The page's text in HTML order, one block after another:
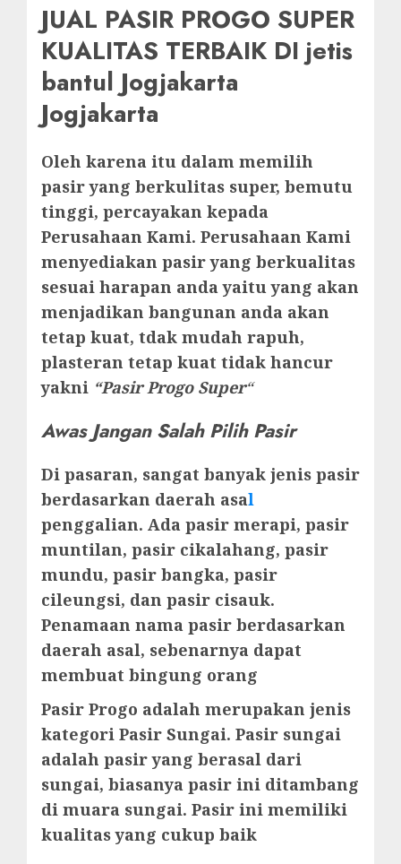
JUAL PASIR PROGO SUPER
KUALITAS TERBAIK DI jetis
bantul Jogjakarta
Jogjakarta
Oleh karena itu dalam memilih
pasir yang berkulitas super, bemutu
tinggi, percayakan kepada
Perusahaan Kami. Perusahaan Kami
menyediakan pasir yang berkualitas
sesuai harapan anda yaitu yang akan
menjadikan bangunan anda akan
tetap kuat, tdak mudah rapuh,
plasteran tetap kuat tidak hancur
yakni “Pasir Progo Super“
Awas Jangan Salah Pilih Pasir
Di pasaran, sangat banyak jenis pasir
berdasarkan daerah asal
penggalian. Ada pasir merapi, pasir
muntilan, pasir cikalahang, pasir
mundu, pasir bangka, pasir
cileungsi, dan pasir cisauk.
Penamaan nama pasir berdasarkan
daerah asal, sebenarnya dapat
membuat bingung orang
Pasir Progo adalah merupakan jenis
kategori Pasir Sungai. Pasir sungai
adalah pasir yang berasal dari
sungai, biasanya pasir ini ditambang
di muara sungai. Pasir ini memiliki
kualitas yang cukup baik